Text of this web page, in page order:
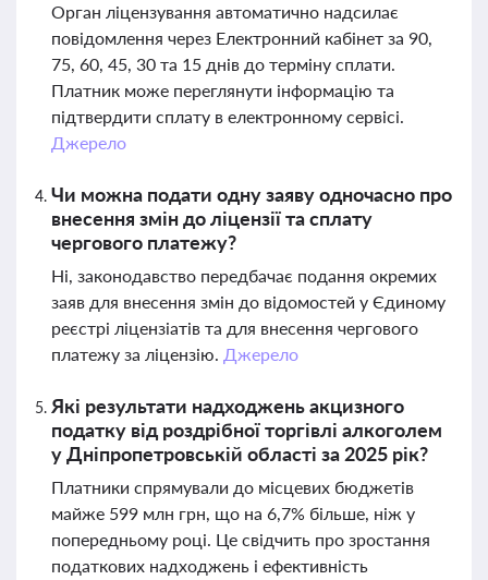
Орган ліцензування автоматично надсилає
повідомлення через Електронний кабінет за 90,
75, 60, 45, 30 та 15 днів до терміну сплати.
Платник може переглянути інформацію та
підтвердити сплату в електронному сервісі.
Джерело
Чи можна подати одну заяву одночасно про
внесення змін до ліцензії та сплату
чергового платежу?
Ні, законодавство передбачає подання окремих
заяв для внесення змін до відомостей у Єдиному
реєстрі ліцензіатів та для внесення чергового
платежу за ліцензію. Джерело
Які результати надходжень акцизного
податку від роздрібної торгівлі алкоголем
у Дніпропетровській області за 2025 рік?
Платники спрямували до місцевих бюджетів
майже 599 млн грн, що на 6,7% більше, ніж у
попередньому році. Це свідчить про зростання
податкових надходжень і ефективність